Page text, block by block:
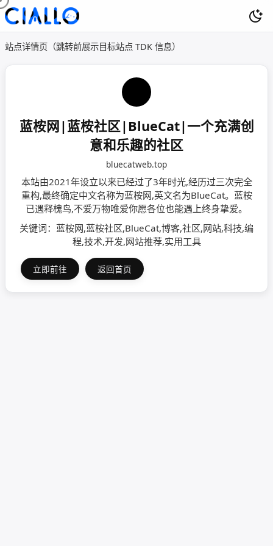
站点详情页（跳转前展示目标站点 TDK 信息）
蓝桉网|蓝桉社区|BlueCat|一个充满创
意和乐趣的社区
bluecatweb.top
本站由2021年设立以来已经过了3年时光,经历过三次完全
重构,最终确定中文名称为蓝桉网,英文名为BlueCat。蓝桉
已遇释槐鸟,不爱‌​​​​​‌​​​‌​‌​​​‌‌‌‌‌​万物唯爱你愿各位也能遇上终身挚爱。
关键词：蓝桉网,蓝桉社区,BlueCat,博客,社区,网站,科技,编
程,技术,开发,网站推荐,实用工具
立即前往 返回首页